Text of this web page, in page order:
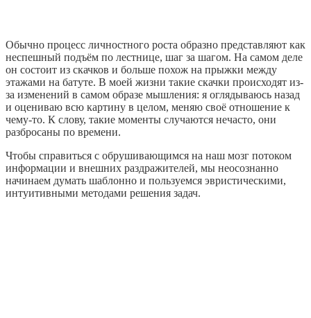
Обычно процесс личностного роста образно представляют как
неспешный подъём по лестнице, шаг за шагом. На самом деле
он состоит из скачков и больше похож на прыжки между
этажами на батуте. В моей жизни такие скачки происходят из-
за изменений в самом образе мышления: я оглядываюсь назад
и оцениваю всю картину в целом, меняю своё отношение к
чему-то. К слову, такие моменты случаются нечасто, они
разбросаны по времени.
Чтобы справиться с обрушивающимся на наш мозг потоком
информации и внешних раздражителей, мы неосознанно
начинаем думать шаблонно и пользуемся эвристическими,
интуитивными методами решения задач.